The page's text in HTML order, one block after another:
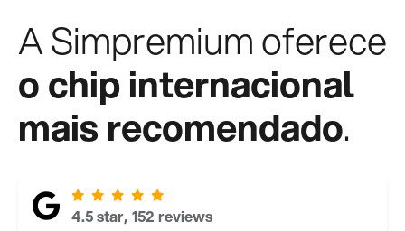
A Simpremium oferece
o chip internacional
mais recomendado.
4.5 star, 152 reviews